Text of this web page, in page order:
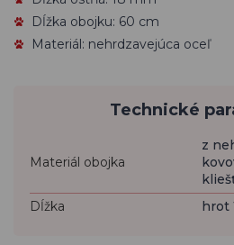
Dĺžka obojku: 60 cm
Materiál: nehrdzavejúca oceľ
Technické
Materiál obojka
z
Dĺžka
hrot